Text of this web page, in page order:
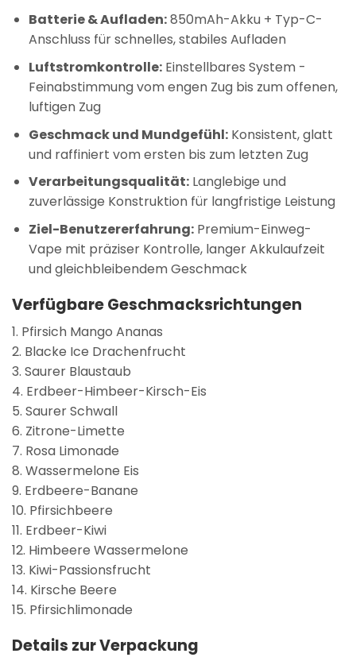
Batterie & Aufladen:850mAh-Akku + Typ-C-
Anschluss für schnelles, stabiles Aufladen
Luftstromkontrolle:Einstellbares System -
Feinabstimmung vom engen Zug bis zum offenen,
luftigen Zug
Geschmack und Mundgefühl:Konsistent, glatt
und raffiniert vom ersten bis zum letzten Zug
Verarbeitungsqualität:Langlebige und
zuverlässige Konstruktion für langfristige Leistung
Ziel-Benutzererfahrung:Premium-Einweg-
Vape mit präziser Kontrolle, langer Akkulaufzeit
und gleichbleibendem Geschmack
Verfügbare Geschmacksrichtungen
1. Pfirsich Mango Ananas
2. Blacke Ice Drachenfrucht
3. Saurer Blaustaub
4. Erdbeer-Himbeer-Kirsch-Eis
5. Saurer Schwall
6. Zitrone-Limette
7. Rosa Limonade
8. Wassermelone Eis
9. Erdbeere-Banane
10. Pfirsichbeere
11. Erdbeer-Kiwi
12. Himbeere Wassermelone
13. Kiwi-Passionsfrucht
14. Kirsche Beere
15. Pfirsichlimonade
Details zur Verpackung